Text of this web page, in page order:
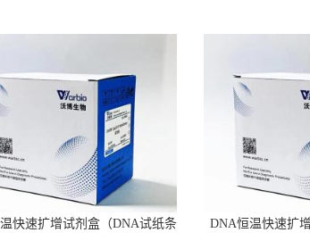
快速扩增试剂盒（DNA试纸条
DNA恒温快速扩